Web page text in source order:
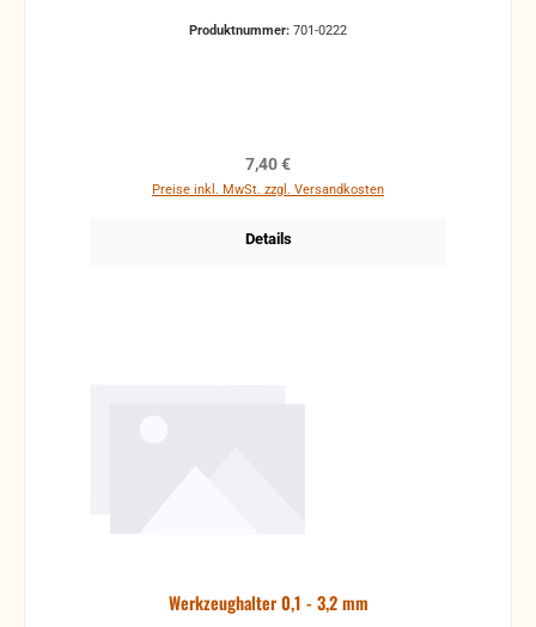
Produktnummer: 701-0222
Regulärer Preis:
7,40 €
Preise inkl. MwSt. zzgl. Versandkosten
Details
Werkzeughalter 0,1 - 3,2 mm